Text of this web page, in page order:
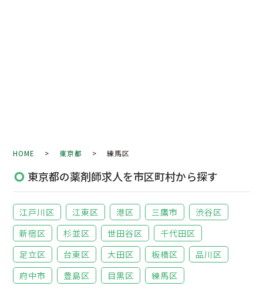
HOME > 東京都 > 練馬区
東京都の薬剤師求人を市区町村から探す
江戸川区 江東区 港区 三鷹市
渋谷区
新宿区
杉並区 世田谷区
千代田区
足立区
台東区 大田区 板橋区
品川区
府中市
豊島区 目黒区 練馬区